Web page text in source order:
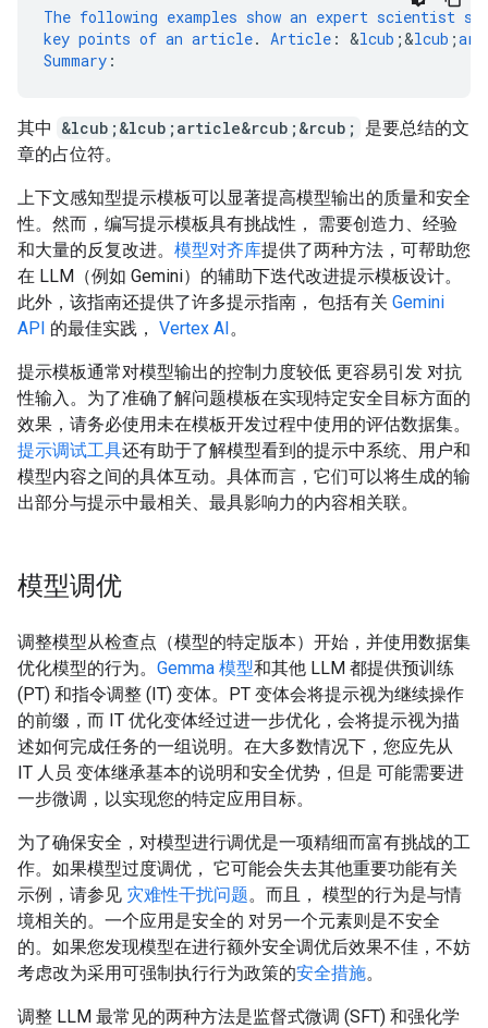
The following examples show an expert scientist
key points of an article. Article : &lcub ;&lcub ;
Summary :
其中 &lcub;&lcub;article&rcub;&rcub;
是要总结的文
章的占位符。
上下文感知型提示模板可以显著提高模型输出的质量和安全
性。然而，编写提示模板具有挑战性， 需要创造力、经验
和大量的反复改进。 模型对齐库提供了两种方法，可帮助您
在 LLM（例如 Gemini）的辅助下迭代改进提示模板设计。
此外，该指南还提供了许多提示指南， 包括有关 Gemini
API 的最佳实践， Vertex AI。
提示模板通常对模型输出的控制力度较低 更容易引发 对抗
性输入。为了准确了解问题模板在实现特定安全目标方面的
效果，请务必使用未在模板开发过程中使用的评估数据集。
提示调试工具还有助于了解模型看到的提示中系统、用户和
模型内容之间的具体互动。具体而言，它们可以将生成的输
出部分与提示中最相关、最具影响力的内容相关联。
模型调优
调整模型从检查点（模型的特定版本）开始，并使用数据集
优化模型的行为。 Gemma 模型和其他 LLM 都提供预训练
(PT) 和指令调整 (IT) 变体。PT 变体会将提示视为继续操作
的前缀，而 IT 优化变体经过进一步优化，会将提示视为描
述如何完成任务的一组说明。在大多数情况下，您应先从
IT 人员 变体继承基本的说明和安全优势，但是 可能需要进
一步微调，以实现您的特定应用目标。
为了确保安全，对模型进行调优是一项精细而富有挑战的工
作。如果模型过度调优， 它可能会失去其他重要功能有关
示例，请参见 灾难性干扰问题。而且， 模型的行为是与情
境相关的。一个应用是安全的 对另一个元素则是不安全
的。如果您发现模型在进行额外安全调优后效果不佳，不妨
考虑改为采用可强制执行行为政策的安全措施。
调整 LLM 最常见的两种方法是监督式微调 (SFT) 和强化学